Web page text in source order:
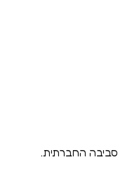
החברתית.